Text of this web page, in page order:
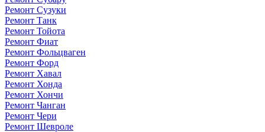
Ремонт Сузуки
Ремонт Танк
Ремонт Тойота
Ремонт Фиат
Ремонт Фольцваген
Ремонт Форд
Ремонт Хавал
Ремонт Хонда
Ремонт Хончи
Ремонт Чанган
Ремонт Чери
Ремонт Шевроле